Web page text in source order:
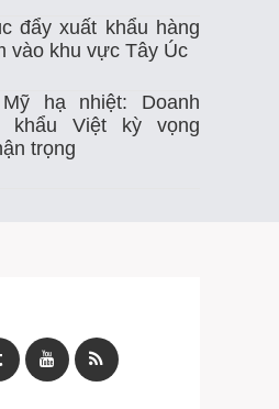
Thủy Sản Xuất Khẩu
Vasep Việt Nam
Việt Nam
đẩy xuất khẩu hàng
vào khu vực Tây Úc
hạ nhiệt: Doanh
khẩu Việt kỳ vọng
trọng